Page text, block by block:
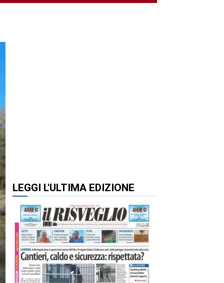
LEGGI L'ULTIMA EDIZIONE